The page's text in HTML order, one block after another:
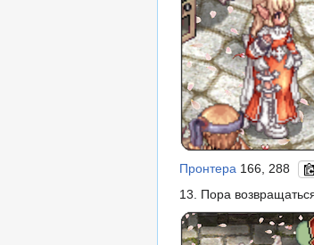
Пронтера 166, 288
13. Пора